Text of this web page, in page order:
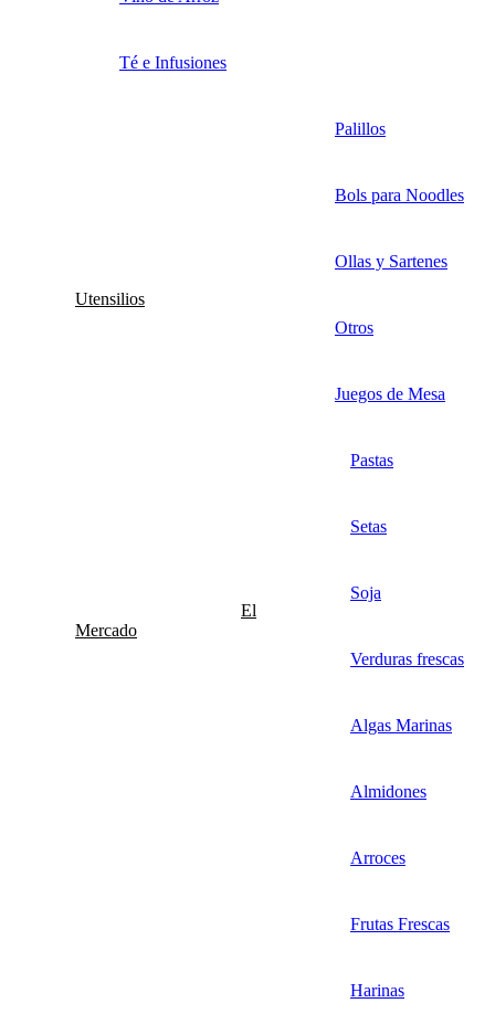
Té e Infusiones
Utensilios
Palillos
Bols para Noodles
Ollas y Sartenes
Otros
Juegos de Mesa
El
Mercado
Pastas
Setas
Soja
Verduras frescas
Algas Marinas
Almidones
Arroces
Frutas Frescas
Harinas